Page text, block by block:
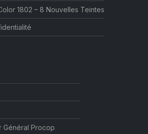
1802 – 8 Nouvelles Teintes
Général Procop